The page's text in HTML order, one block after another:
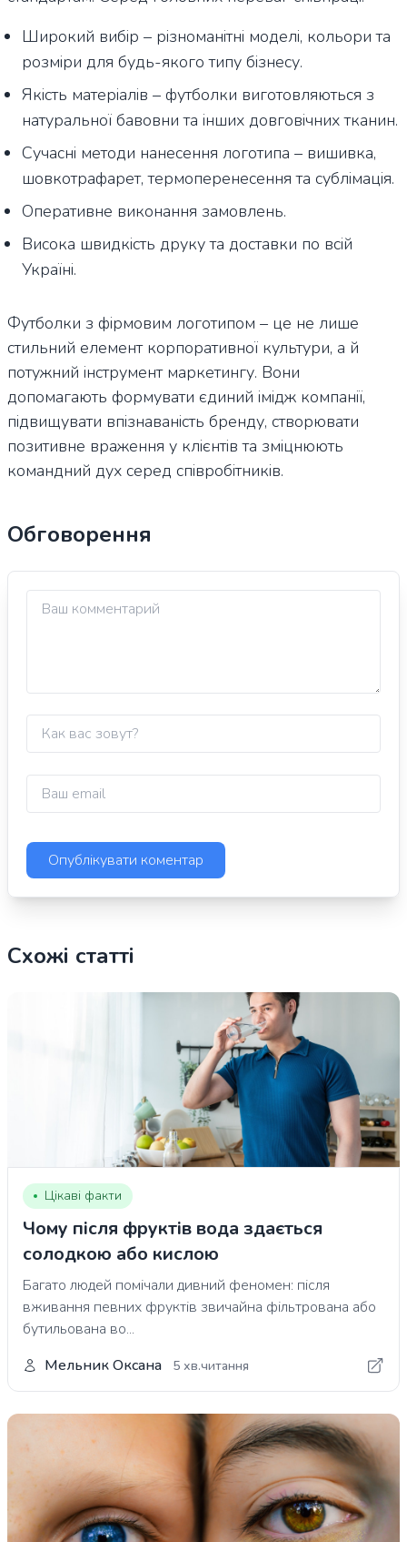
Широкий вибір – різноманітні моделі, кольори та
розміри для будь-якого типу бізнесу.
Якість матеріалів – футболки виготовляються з
натуральної бавовни та інших довговічних тканин.
Сучасні методи нанесення логотипа – вишивка,
шовкотрафарет, термоперенесення та сублімація.
Оперативне виконання замовлень.
Висока швидкість друку та доставки по всій
Україні.
Футболки з фірмовим логотипом – це не лише
стильний елемент корпоративної культури, а й
потужний інструмент маркетингу. Вони
допомагають формувати єдиний імідж компанії,
підвищувати впізнаваність бренду, створювати
позитивне враження у клієнтів та зміцнюють
командний дух серед співробітників.
Обговорення
Схожі статті
Цікаві факти
Чому після фруктів вода здається
солодкою або кислою
Багато людей помічали дивний феномен: після
вживання певних фруктів звичайна фільтрована або
бутильована во...
Мельник Оксана
5 хв.читання